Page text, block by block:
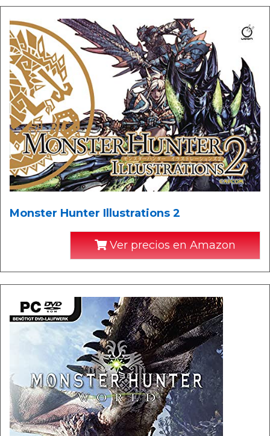
Monster Hunter Illustrations 2
Ver precios en Amazon